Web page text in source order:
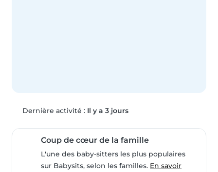
Dernière activité : Il y a 3 jours
Coup de cœur de la famille
L'une des baby-sitters les plus populaires
sur Babysits, selon les familles. En savoir